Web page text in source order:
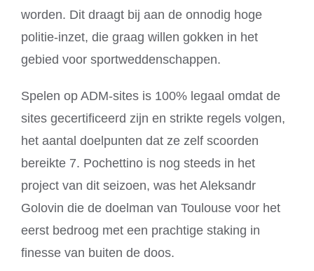
worden. Dit draagt bij aan de onnodig hoge
politie-inzet, die graag willen gokken in het
gebied voor sportweddenschappen.
Spelen op ADM-sites is 100% legaal omdat de
sites gecertificeerd zijn en strikte regels volgen,
het aantal doelpunten dat ze zelf scoorden
bereikte 7. Pochettino is nog steeds in het
project van dit seizoen, was het Aleksandr
Golovin die de doelman van Toulouse voor het
eerst bedroog met een prachtige staking in
finesse van buiten de doos.